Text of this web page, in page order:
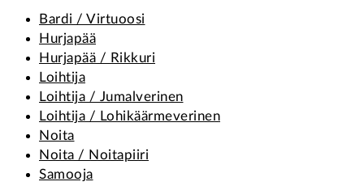
Bardi / Virtuoosi
Hurjapää
Hurjapää / Rikkuri
Loihtija
Loihtija / Jumalverinen
Loihtija / Lohikäärmeverinen
Noita
Noita / Noitapiiri
Samooja